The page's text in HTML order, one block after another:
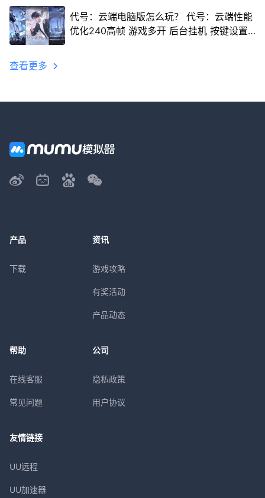
代号：云端电脑版怎么玩？ 代号：云端性能
优化240高帧 游戏多开 后台挂机 按键设置
查看更多
产品
下载
资讯
游戏攻略
有奖活动
产品动态
帮助
在线客服
常见问题
公司
隐私政策
用户协议
友情链接
UU远程
UU加速器